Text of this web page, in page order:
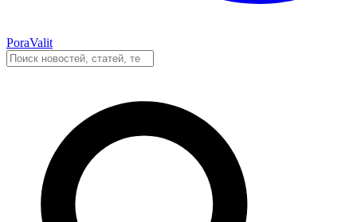
PoraValit